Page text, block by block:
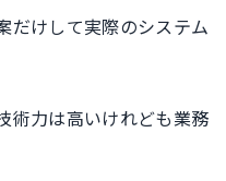
だけして実際のシステム
術力は高いけれども業務